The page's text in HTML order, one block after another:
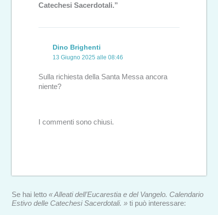
Catechesi Sacerdotali.”
Dino Brighenti
13 Giugno 2025 alle 08:46
Sulla richiesta della Santa Messa ancora
niente?
I commenti sono chiusi.
Se hai letto « Alleati dell’Eucarestia e del Vangelo. Calendario
Estivo delle Catechesi Sacerdotali. » ti può interessare: